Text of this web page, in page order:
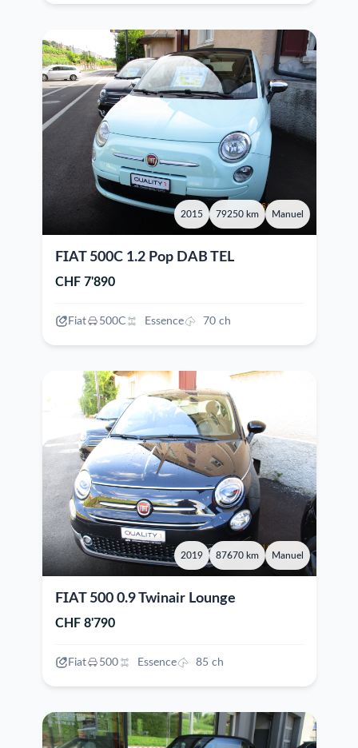
2015 79250 km Manuel
FIAT 500C 1.2 Pop DAB TEL
CHF 7'890
Fiat 500C Essence 70 ch
2019 87670 km Manuel
FIAT 500 0.9 Twinair Lounge
CHF 8'790
Fiat 500 Essence 85 ch